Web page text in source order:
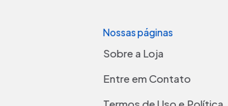
Nossas páginas
Sobre a Loja
Entre em Contato
Termos de Uso e Política